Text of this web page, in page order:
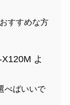
すすめな方
よ
べばいいで